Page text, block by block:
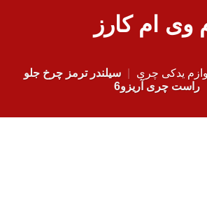
وی ام کارز
یدکی چری
سیلندر ترمز چرخ جلو
راست چری آریزو6